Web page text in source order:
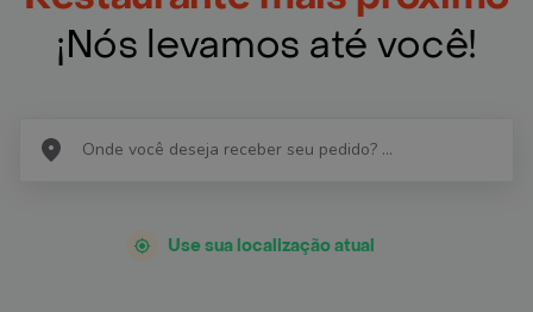
¡Nós levamos até você!
Use sua localização atual